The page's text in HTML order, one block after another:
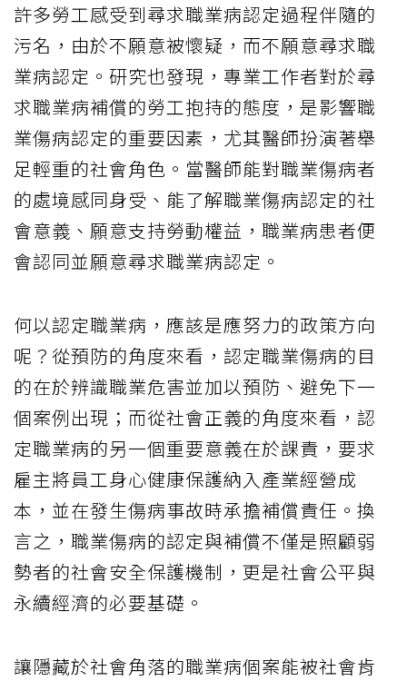
許多勞工感受到尋求職業病認定過程伴隨的
污名，由於不願意被懷疑，而不願意尋求職
業病認定。研究也發現，專業工作者對於尋
求職業病補償的勞工抱持的態度，是影響職
業傷病認定的重要因素，尤其醫師扮演著舉
足輕重的社會角色。當醫師能對職業傷病者
的處境感同身受、能了解職業傷病認定的社
會意義、願意支持勞動權益，職業病患者便
會認同並願意尋求職業病認定。
何以認定職業病，應該是應努力的政策方向
呢？從預防的角度來看，認定職業傷病的目
的在於辨識職業危害並加以預防、避免下一
個案例出現；而從社會正義的角度來看，認
定職業病的另一個重要意義在於課責，要求
雇主將員工身心健康保護納入產業經營成
本，並在發生傷病事故時承擔補償責任。換
言之，職業傷病的認定與補償不僅是照顧弱
勢者的社會安全保護機制，更是社會公平與
永續經濟的必要基礎。
讓隱藏於社會角落的職業病個案能被社會肯